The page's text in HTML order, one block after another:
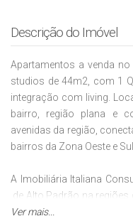
Descrição do Imóvel
Apartamentos a venda no
studios de 44m2, com 1
integração com living.
bairro, região plana e
avenidas da região,
bairros da Zona Oeste e
A Imobiliária Italiana
de Alto Padrão na regiões
conosco WhatsApp
Ver mais...